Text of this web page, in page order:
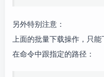
另外特别注意：
上面的批量下载操作，只
在命令中跟指定的路径：